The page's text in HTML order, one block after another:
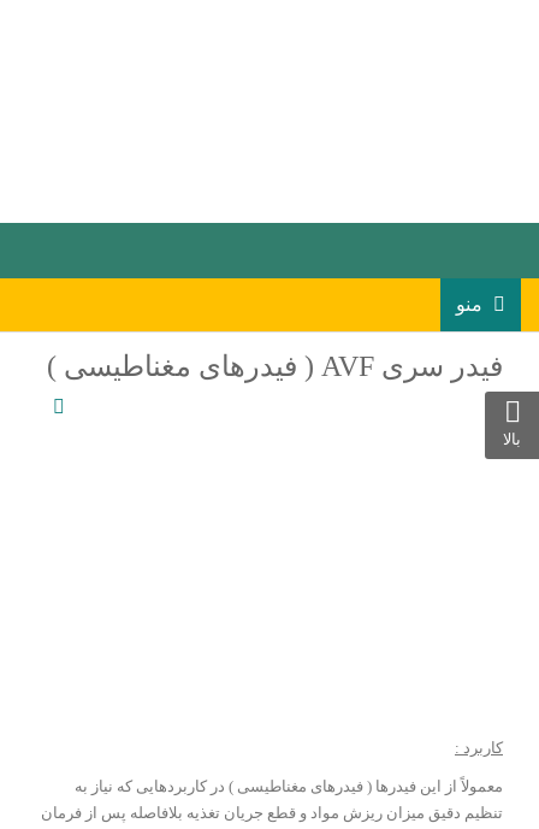
منو
فیدر سری AVF ( فیدرهای مغناطیسی )
کاربرد :
معمولاً از این فیدرها ( فیدرهای مغناطیسی ) در کاربردهایی که نیاز به
تنظیم دقیق میزان ریزش مواد و قطع جریان تغذیه بلافاصله پس از فرمان
بالا